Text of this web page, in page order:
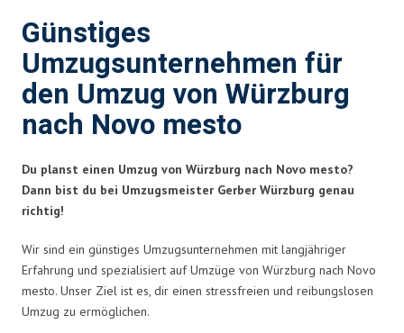
Günstiges
Umzugsunternehmen für
den Umzug von Würzburg
nach Novo mesto
Du planst einen Umzug von Würzburg nach Novo mesto?
Dann bist du bei Umzugsmeister Gerber Würzburg genau
richtig!
Wir sind ein günstiges Umzugsunternehmen mit langjähriger
Erfahrung und spezialisiert auf Umzüge von Würzburg nach Novo
mesto. Unser Ziel ist es, dir einen stressfreien und reibungslosen
Umzug zu ermöglichen.